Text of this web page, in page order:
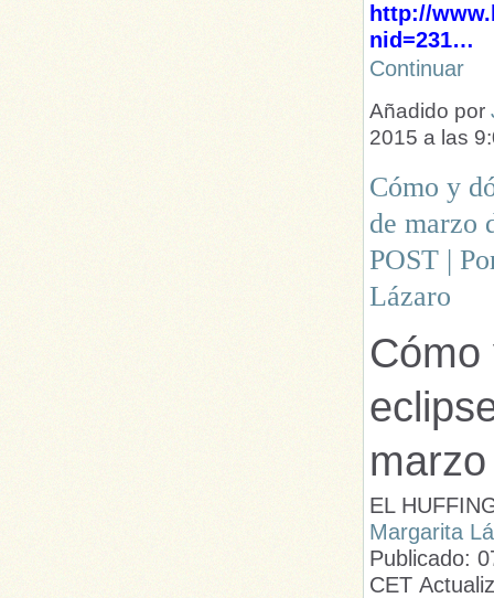
http://
nid=231…
Continuar
Añadido por
2015 a las
Cómo y
de marzo
POST |
Lázaro
EL
Margarita
Publicado:
CET